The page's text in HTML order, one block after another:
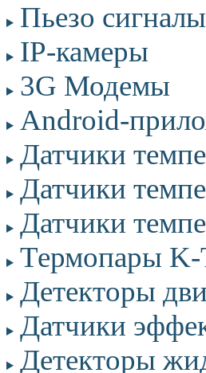
Пьезо сигналы
IP-камеры
3G Модемы
Android-
Датчики
Датчики
Датчики
Термопары K-
Детекторы
Датчики
Детекторы